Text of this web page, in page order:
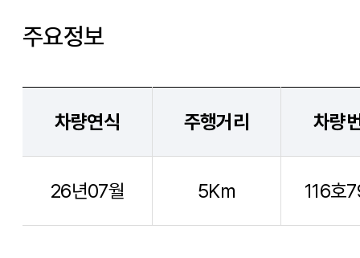
주요정보
차량연식 주행거리
26년07월 5Km
차량
116호